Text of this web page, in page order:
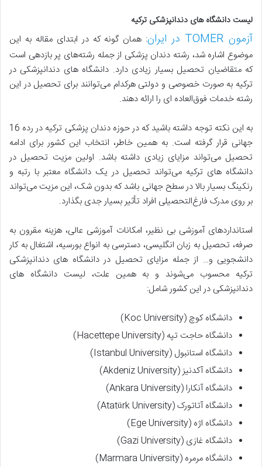
لیست دانشگاه های دندانپزشکی ترکیه
آزمون TOMER در ایران
: همان گونه که در ابتدای مقاله به این
موضوع اشاره شد، رشته دندان پزشکی از جمله رشته‌های پر بازدهی است
که متقاضیان تحصیل بسیار زیادی دارد. دانشگاه های دندانپزشکی در
ترکیه به صورت خصوصی و دولتی هرکدام می‌توانند برای تحصیل در این
رشته خدمات فوق‌العاده ای را ارائه دهند.
به این نکته توجه داشته باشید که در حوزه دندان پزشکی ترکیه در رده 16
جهانی قرار گرفته است. به همین خاطر، انتخاب این کشور برای ادامه
تحصیل می‌تواند مزایای زیادی داشته باشد. اولین مزیت تحصیل در
دانشگاه های ترکیه می‌تواند تحصیل در یک دانشگاه معتبر با رتبه و
رنکینگ بسیار بالا در سطح جهانی باشد که بدون شک، این مزیت می‌تواند
بر روی مدرک فارغ‌التحصیلی افراد تأثیر بسیار جدی بگذارد.
استانداردهای آموزشی بی نظیر، امکانات آموزشی عالی، هزینه مقرون به
صرفه، تحصیل به زبان انگلیسی، دسترسی به انواع بورسیه، اشتغال به کار
دانشجویی و… از جمله مزایای تحصیل در دانشگاه های دندانپزشکی
ترکیه محسوب می‌شوند و به همین علت، لیست دانشگاه های
دندانپزشکی در این کشور شامل:
دانشگاه کوچ (Koc University)
دانشگاه حاجت تپه (Hacettepe University)
دانشگاه استانبول (Istanbul University)
دانشگاه آکدنیز (Akdeniz University)
دانشگاه آنکارا (Ankara University)
دانشگاه آتاتورک (Atatürk University)
دانشگاه اژه (Ege University)
دانشگاه غازی (Gazi University)
دانشگاه مرمره (Marmara University)